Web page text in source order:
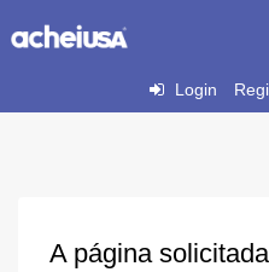
Login
A página